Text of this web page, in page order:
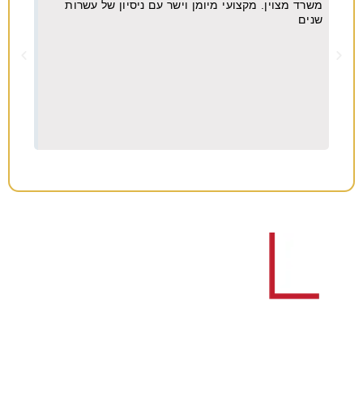
משרד מצוין. מקצועי מיומן וישר עם ניסיון של עשרות
שנים